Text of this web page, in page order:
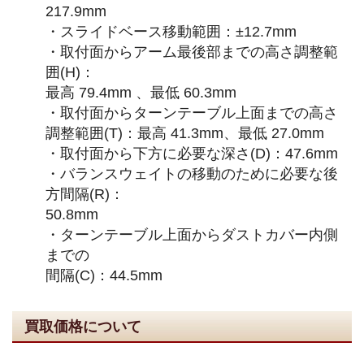
217.9mm
・スライドベース移動範囲：±12.7mm
・取付面からアーム最後部までの高さ調整範
囲(H)：
最高 79.4mm 、最低 60.3mm
・取付面からターンテーブル上面までの高さ
調整範囲(T)：最高 41.3mm、最低 27.0mm
・取付面から下方に必要な深さ(D)：47.6mm
・バランスウェイトの移動のために必要な後
方間隔(R)：
50.8mm
・ターンテーブル上面からダストカバー内側
までの
間隔(C)：44.5mm
買取価格について